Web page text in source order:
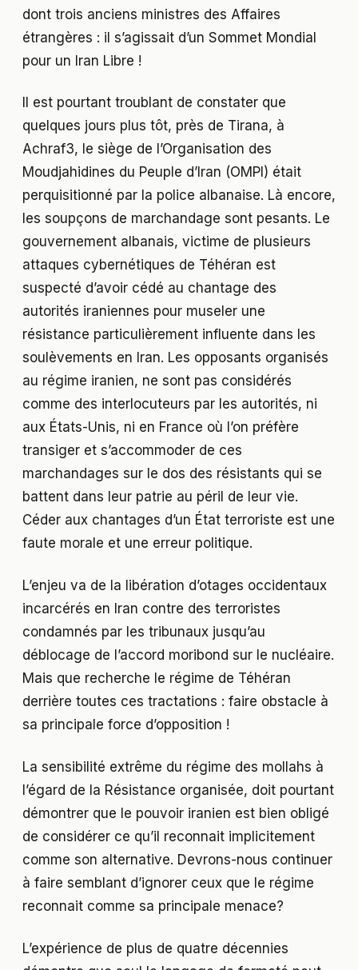
dont trois anciens ministres des Affaires
étrangères : il s’agissait d’un Sommet Mondial
pour un Iran Libre !
Il est pourtant troublant de constater que
quelques jours plus tôt, près de Tirana, à
Achraf3, le siège de l’Organisation des
Moudjahidines du Peuple d’Iran (OMPI) était
perquisitionné par la police albanaise. Là encore,
les soupçons de marchandage sont pesants. Le
gouvernement albanais, victime de plusieurs
attaques cybernétiques de Téhéran est
suspecté d’avoir cédé au chantage des
autorités iraniennes pour museler une
résistance particulièrement influente dans les
soulèvements en Iran. Les opposants organisés
au régime iranien, ne sont pas considérés
comme des interlocuteurs par les autorités, ni
aux États-Unis, ni en France où l’on préfère
transiger et s’accommoder de ces
marchandages sur le dos des résistants qui se
battent dans leur patrie au péril de leur vie.
Céder aux chantages d’un État terroriste est une
faute morale et une erreur politique.
L’enjeu va de la libération d’otages occidentaux
incarcérés en Iran contre des terroristes
condamnés par les tribunaux jusqu’au
déblocage de l’accord moribond sur le nucléaire.
Mais que recherche le régime de Téhéran
derrière toutes ces tractations : faire obstacle à
sa principale force d’opposition !
La sensibilité extrême du régime des mollahs à
l’égard de la Résistance organisée, doit pourtant
démontrer que le pouvoir iranien est bien obligé
de considérer ce qu’il reconnait implicitement
comme son alternative. Devrons-nous continuer
à faire semblant d’ignorer ceux que le régime
reconnait comme sa principale menace?
L’expérience de plus de quatre décennies